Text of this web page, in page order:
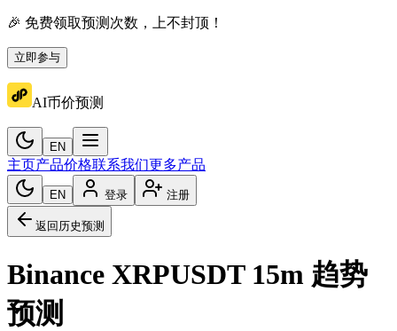
🎉 免费领取预测次数，上不封顶！
立即参与
AI币价预测
EN
主页产品价格联系我们更多产品
EN 登录 注册
返回历史预测
Binance XRPUSDT 15m 趋势
预测